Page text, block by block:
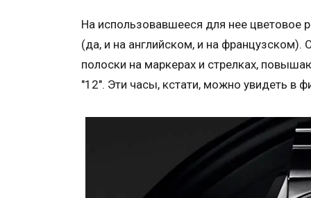
На использовавшееся для нее цветовое
(да, и на английском, и на
полоски на маркерах и стрелках,
"12". Эти часы, кстати, можно увидеть в